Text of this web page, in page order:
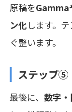
原稿をGamma
ン化します。
ぐ整います。
ステップ⑤
最後に、 数字